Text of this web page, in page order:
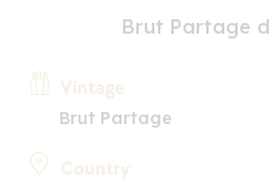
Brut Partage
Vintage
Brut Partage
Country